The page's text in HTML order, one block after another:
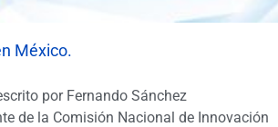
México.
por Fernando Sánchez
de la Comisión Nacional de Innovación